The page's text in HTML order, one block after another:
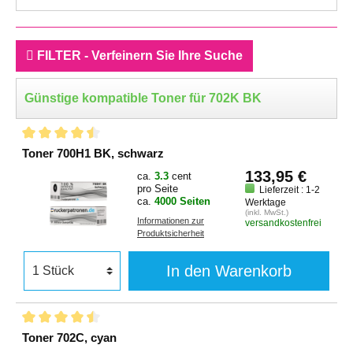
FILTER - Verfeinern Sie Ihre Suche
Günstige kompatible Toner für 702K BK
Toner 700H1 BK, schwarz
ca. 3.3 cent
pro Seite
ca. 4000 Seiten
Informationen zur
Produktsicherheit
133,95 €
Lieferzeit : 1-2
Werktage
(inkl. MwSt.)
versandkostenfrei
In den Warenkorb
Toner 702C, cyan